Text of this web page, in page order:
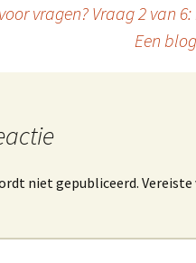
vragen? Vraag 2 van
Een
niet gepubliceerd.